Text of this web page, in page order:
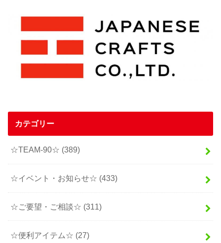
カテゴリー
☆TEAM-90☆ (389)
☆イベント・お知らせ☆ (433)
☆ご要望・ご相談☆ (311)
☆便利アイテム☆ (27)